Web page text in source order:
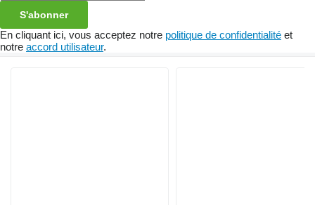
S'abonner
En cliquant ici, vous acceptez notre politique de confidentialité et
notre accord utilisateur.